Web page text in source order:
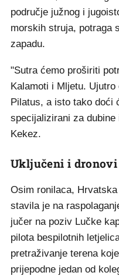
područje južnog i
morskih struja, potraga
zapadu.
"Sutra ćemo proširiti
Kalamoti i Mljetu.
Pilatus, a isto tako doći
specijalizirani za
Kekez.
Uključeni i dronovi
Osim ronilaca,
stavila je na
jučer na poziv Lučke
pilota bespilotnih
pretraživanje terena
prijepodne jedan od